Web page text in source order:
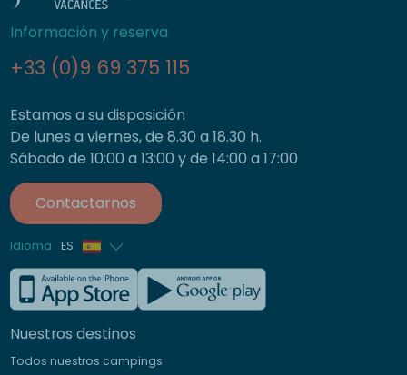
Información y reserva
+33 (0)9 69 375 115
Estamos a su disposición
De lunes a viernes, de 8.30 a 18.30 h.
Sábado de 10:00 a 13:00 y de 14:00 a 17:00
Contactarnos
Idioma ES
Francés
Inglés
Alemán
Nuestros destinos
Todos nuestros campings